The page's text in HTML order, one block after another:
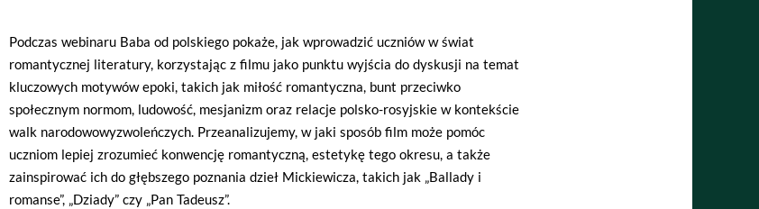
Podczas webinaru Baba od polskiego pokaże, jak wprowadzić uczniów w świat
romantycznej literatury, korzystając z filmu jako punktu wyjścia do dyskusji na temat
kluczowych motywów epoki, takich jak miłość romantyczna, bunt przeciwko
społecznym normom, ludowość, mesjanizm oraz relacje polsko-rosyjskie w kontekście
walk narodowowyzwoleńczych. Przeanalizujemy, w jaki sposób film może pomóc
uczniom lepiej zrozumieć konwencję romantyczną, estetykę tego okresu, a także
zainspirować ich do głębszego poznania dzieł Mickiewicza, takich jak „Ballady i
romanse”, „Dziady” czy „Pan Tadeusz”.